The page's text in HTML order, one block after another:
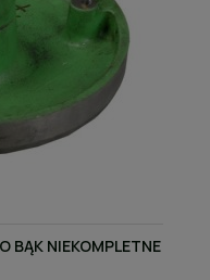
BĄK NIEKOMPLETNE